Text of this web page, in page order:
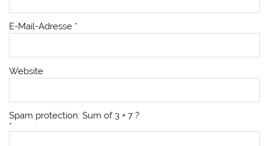
E-Mail-Adresse *
Website
Spam protection: Sum of 3 + 7 ?
*